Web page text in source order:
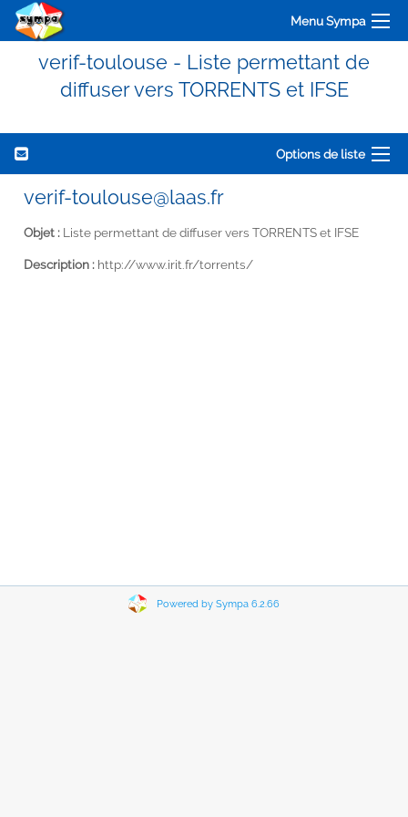
Menu Sympa
verif-toulouse - Liste permettant de
diffuser vers TORRENTS et IFSE
Options de liste
verif-toulouse@laas.fr
Objet : Liste permettant de diffuser vers TORRENTS et IFSE
Description : http://www.irit.fr/torrents/
Powered by Sympa 6.2.66